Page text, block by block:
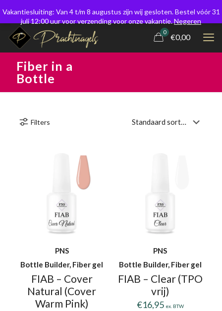
0
€0,00
Fiber in a
Bottle
Filters
PNS
Bottle Builder, Fiber gel
FIAB – Cover
Natural (Cover
Warm Pink)
PNS
Bottle Builder, Fiber gel
FIAB – Clear (TPO
vrij)
€16,95 ex. BTW
Vakantiesluiting: Van 4 t/m 8 augustus zijn wij gesloten. Bestel vóór 31
juli 12:00 uur voor verzending voor onze vakantie.Negeren